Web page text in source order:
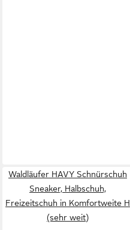
Waldläufer HAVY Schnürschuh
Sneaker, Halbschuh,
Freizeitschuh in Komfortweite H
(sehr weit)